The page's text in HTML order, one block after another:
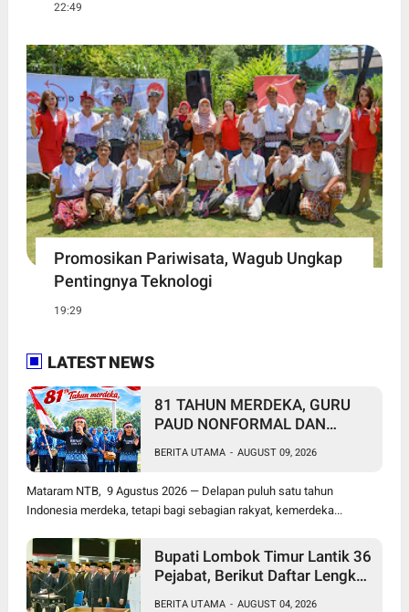
22:49
Promosikan Pariwisata, Wagub Ungkap
Pentingnya Teknologi
19:29
LATEST NEWS
81 TAHUN MERDEKA, GURU
PAUD NONFORMAL DAN
MENUNGGU KEADILAN
BERITA UTAMA - AUGUST 09, 2026
Mataram NTB, 9 Agustus 2026 — Delapan puluh satu tahun
Indonesia merdeka, tetapi bagi sebagian rakyat, kemerdeka...
Bupati Lombok Timur Lantik 36
Pejabat, Berikut Daftar Lengkap
BERITA UTAMA - AUGUST 04, 2026